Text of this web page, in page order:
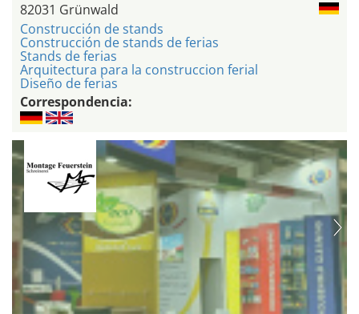
82031 Grünwald
Construcción de stands
Construcción de stands de ferias
Stands de ferias
Arquitectura para la construccion ferial
Diseño de ferias
Correspondencia: